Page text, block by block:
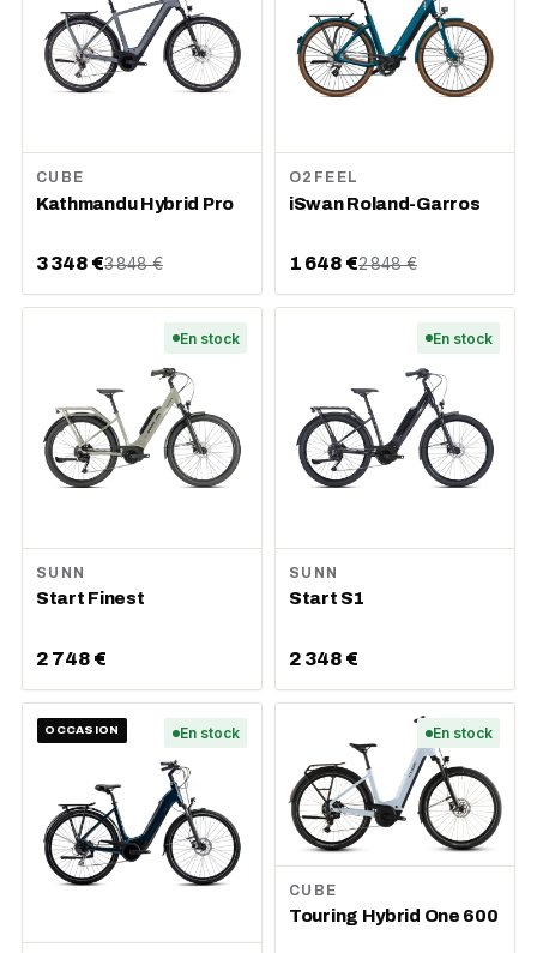
CUBE
Kathmandu Hybrid Pro
3 348 €3 848 €
O2FEEL
iSwan Roland-Garros
1 648 €2 848 €
En stock
SUNN
Start Finest
2 748 €
En stock
SUNN
Start S1
2 348 €
OCCASION En stock En stock
CUBE
Touring Hybrid One 600